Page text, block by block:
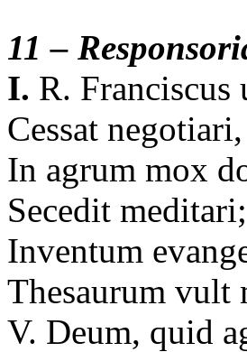
11 –
I. R.
Cessat negotiari,
In agrum mox
Secedit meditari;
Inventum
Thesaurum vult
V. Deum, quid